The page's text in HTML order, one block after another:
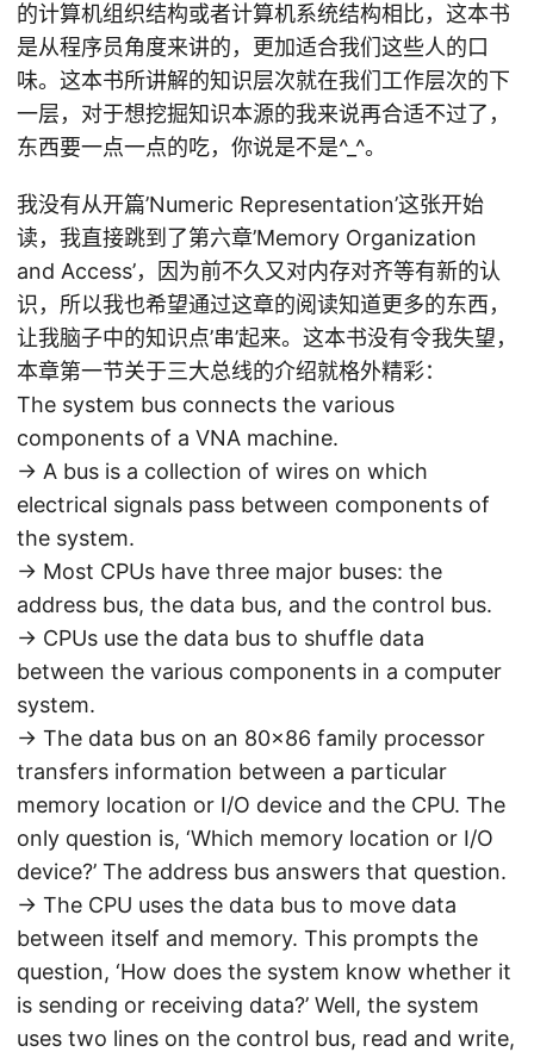
的计算机组织结构或者计算机系统结构相比，这本书
是从程序员角度来讲的，更加适合我们这些人的口
味。这本书所讲解的知识层次就在我们工作层次的下
一层，对于想挖掘知识本源的我来说再合适不过了，
东西要一点一点的吃，你说是不是^_^。
我没有从开篇’Numeric Representation’这张开始
读，我直接跳到了第六章’Memory Organization
and Access’，因为前不久又对内存对齐等有新的认
识，所以我也希望通过这章的阅读知道更多的东西，
让我脑子中的知识点’串’起来。这本书没有令我失望，
本章第一节关于三大总线的介绍就格外精彩：
The system bus connects the various
components of a VNA machine.
-> A bus is a collection of wires on which
electrical signals pass between components of
the system.
-> Most CPUs have three major buses: the
address bus, the data bus, and the control bus.
-> CPUs use the data bus to shuffle data
between the various components in a computer
system.
-> The data bus on an 80×86 family processor
transfers information between a particular
memory location or I/O device and the CPU. The
only question is, ‘Which memory location or I/O
device?’ The address bus answers that question.
-> The CPU uses the data bus to move data
between itself and memory. This prompts the
question, ‘How does the system know whether it
is sending or receiving data?’ Well, the system
uses two lines on the control bus, read and write,